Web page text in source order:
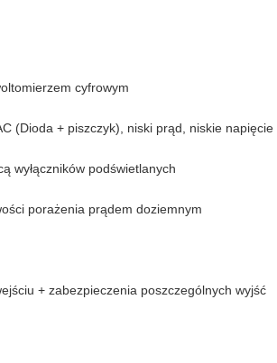
cyfrowym
(Dioda + piszczyk), niski prąd, niskie
wyłączników podświetlanych
porażenia prądem doziemnym
+ zabezpieczenia poszczególnych wyjść